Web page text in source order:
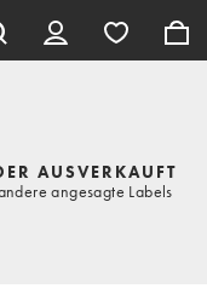
AUSVERKAUFT
angesagte Labels